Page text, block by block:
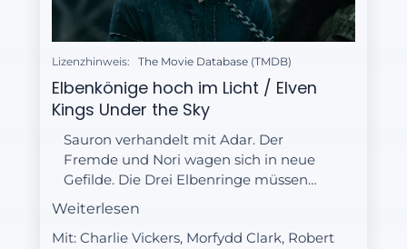
Lizenzhinweis: The Movie Database (TMDB)
Elbenkönige hoch im Licht / Elven
Kings Under the Sky
Sauron verhandelt mit Adar. Der
Fremde und Nori wagen sich in neue
Gefilde. Die Drei Elbenringe müssen
sich bewähren…
Weiterlesen
Mit: Charlie Vickers, Morfydd Clark, Robert